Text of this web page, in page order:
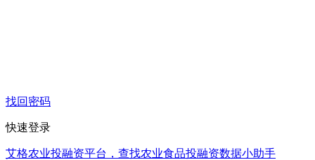
找回密码
快速登录
艾格农业投融资平台，查找农业食品投融资数据小助手